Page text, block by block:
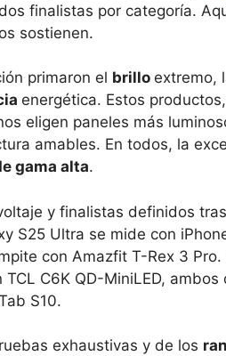
finalistas por categoría.
sostienen.
primaron el brillo extremo,
energética. Estos
eligen paneles más
amables. En todos, la
gama alta.
y finalistas definidos
S25 Ultra se mide con
con Amazfit T-Rex 3
C6K QD-MiniLED,
S10.
exhaustivas y de los